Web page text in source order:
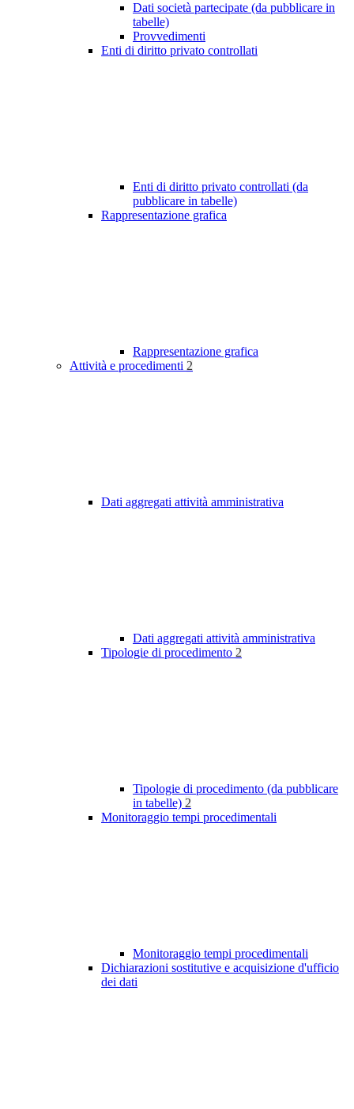
Dati società partecipate (da pubblicare in
tabelle)
Provvedimenti
Enti di diritto privato controllati
Enti di diritto privato controllati (da
pubblicare in tabelle)
Rappresentazione grafica
Rappresentazione grafica
Attività e procedimenti 2
Dati aggregati attività amministrativa
Dati aggregati attività amministrativa
Tipologie di procedimento 2
Tipologie di procedimento (da pubblicare
in tabelle) 2
Monitoraggio tempi procedimentali
Monitoraggio tempi procedimentali
Dichiarazioni sostitutive e acquisizione d'ufficio
dei dati